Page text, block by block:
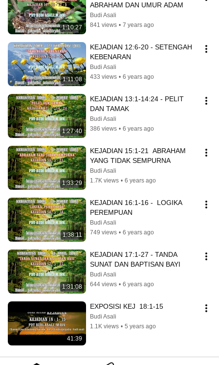
1:10:27
ABRAHAM DAN UMUR ADAM
Budi Asali
841 views • 7 years ago
1:11:08
KEJADIAN 12:6-20 - SETENGAH
KEBENARAN
Budi Asali
433 views • 6 years ago
1:27:40
KEJADIAN 13:1-14:24 - PELIT
DAN TAMAK
Budi Asali
386 views • 6 years ago
1:33:29
KEJADIAN 15:1-21  ABRAHAM
YANG TIDAK SEMPURNA
Budi Asali
1.7K views • 6 years ago
1:38:11
KEJADIAN 16:1-16 -  LOGIKA
PEREMPUAN
Budi Asali
749 views • 6 years ago
1:31:08
KEJADIAN 17:1-27 - TANDA
SUNAT DAN BAPTISAN BAYI
Budi Asali
644 views • 6 years ago
41:39
EXPOSISI KEJ  18:1-15
Budi Asali
1.1K views • 5 years ago